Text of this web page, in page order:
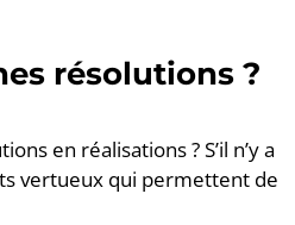
résolutions ?
en réalisations ? S’il n’y a
vertueux qui permettent de